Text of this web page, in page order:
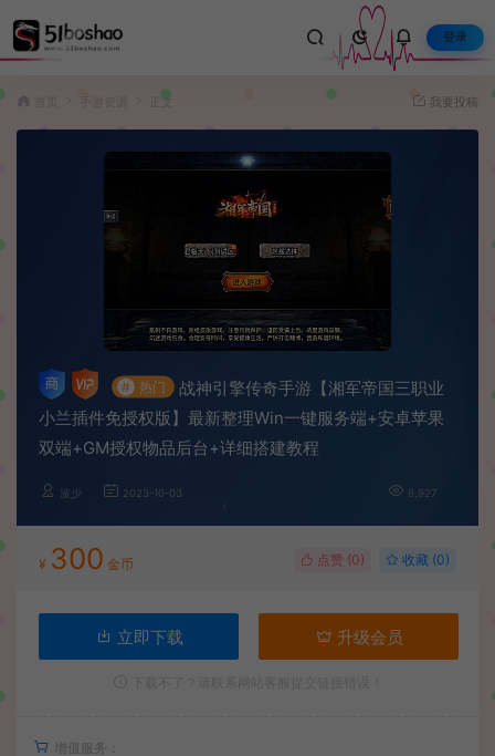
登录
手游资源 正文 我要投稿
# 热门
战神引擎传奇手游【湘军帝国三职业
小兰插件免授权版】最新整理Win一键服务端+安卓苹果
双端+GM授权物品后台+详细搭建教程
波少 2023-10-03 6,927
¥ 300 金币 点赞 (0) 收藏 (0)
立即下载 升级会员
增值服务：